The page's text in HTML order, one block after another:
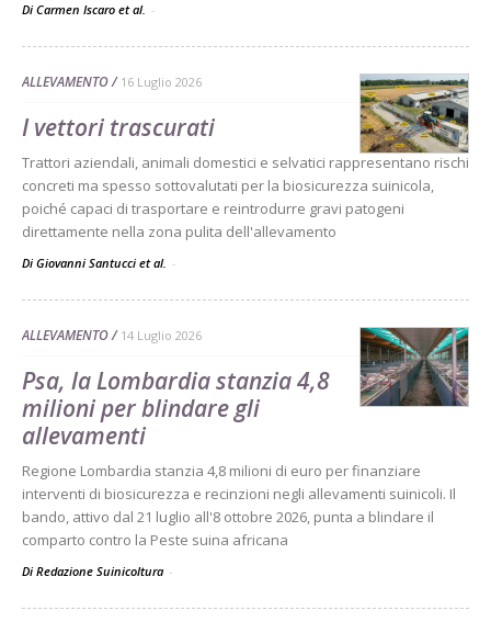
Di Carmen Iscaro et al. -
ALLEVAMENTO 16 Luglio 2026
I vettori trascurati
Trattori aziendali, animali domestici e selvatici rappresentano rischi
concreti ma spesso sottovalutati per la biosicurezza suinicola,
poiché capaci di trasportare e reintrodurre gravi patogeni
direttamente nella zona pulita dell'allevamento
Di Giovanni Santucci et al. -
ALLEVAMENTO 14 Luglio 2026
Psa, la Lombardia stanzia 4,8
milioni per blindare gli
allevamenti
Regione Lombardia stanzia 4,8 milioni di euro per finanziare
interventi di biosicurezza e recinzioni negli allevamenti suinicoli. Il
bando, attivo dal 21 luglio all'8 ottobre 2026, punta a blindare il
comparto contro la Peste suina africana
Di Redazione Suinicoltura -